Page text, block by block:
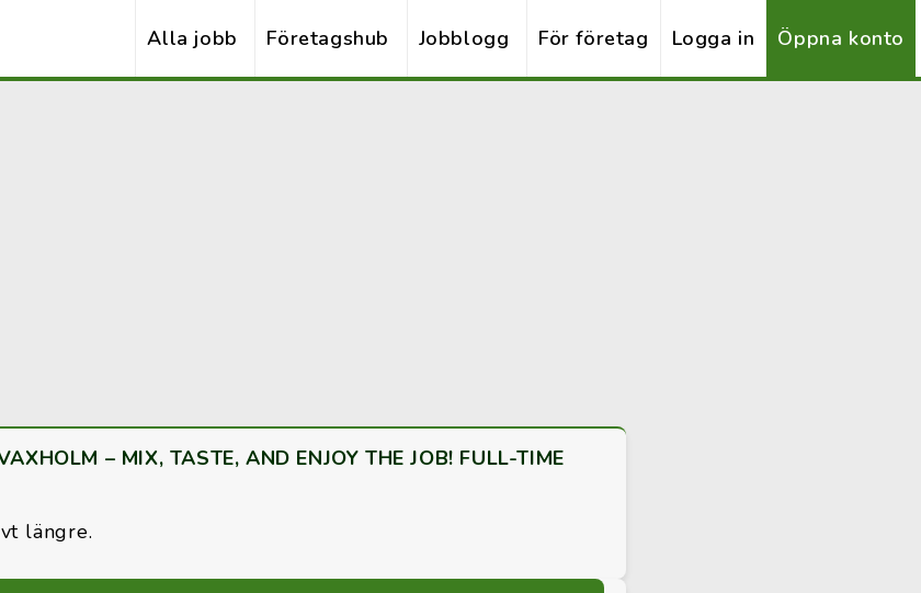
Alla jobb Företagshub Jobblogg För företag Logga in Öppna konto
– MIX, TASTE, AND ENJOY THE JOB! FULL-TIME
längre.